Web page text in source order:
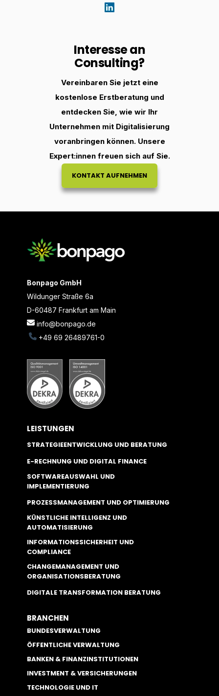
Interesse an
Consulting?
Vereinbaren Sie jetzt eine
kostenlose Erstberatung und
entdecken Sie, wie wir Ihr
Unternehmen mit Digitalisierung
voranbringen können. Unsere
Expert:innen freuen sich auf Sie.
KONTAKT AUFNEHMEN
Bonpago GmbH
Wildunger Straße 6a
D-60487 Frankfurt am Main
info@bonpago.de
+49 69 26489761-0
LEISTUNGEN
STRATEGIEENTWICKLUNG UND BERATUNG
E-RECHNUNG UND DIGITAL FINANCE
SOFTWAREAUSWAHL UND
IMPLEMENTIERUNG
PROZESSMANAGEMENT UND OPTIMIERUNG
KÜNSTLICHE INTELLIGENZ UND
AUTOMATISIERUNG
INFORMATIONSSICHERHEIT UND
COMPLIANCE
CHANGEMANAGEMENT UND
ORGANISATIONSBERATUNG
DIGITALE TRANSFORMATION BERATUNG
BRANCHEN
BUNDESVERWALTUNG
ÖFFENTLICHE VERWALTUNG
BANKEN & FINANZINSTITUTIONEN
INVESTMENT & VERSICHERUNGEN
TECHNOLOGIE UND IT